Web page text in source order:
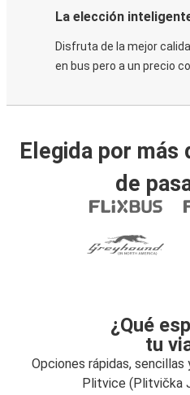
La elección
Disfruta de la mejor
en bus pero a un precio
Elegida por
de
¿Qué
tu
Opciones rápidas,
Plitvice (Plitvička